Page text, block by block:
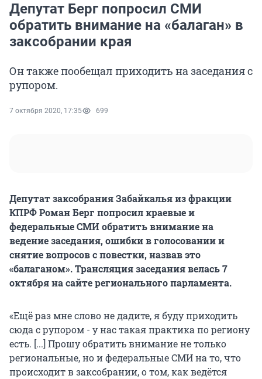
Депутат Берг попросил СМИ
обратить внимание на «балаган» в
заксобрании края
Он также пообещал приходить на заседания с
рупором.
7 октября 2020, 17:35 699
Депутат заксобрания Забайкалья из фракции
КПРФ Роман Берг попросил краевые и
федеральные СМИ обратить внимание на
ведение заседания, ошибки в голосовании и
снятие вопросов с повестки, назвав это
«балаганом». Трансляция заседания велась 7
октября на сайте регионального парламента.
«Ещё раз мне слово не дадите, я буду приходить
сюда с рупором - у нас такая практика по региону
есть. [...] Прошу обратить внимание не только
региональные, но и федеральные СМИ на то, что
происходит в заксобрании, о том, как ведётся